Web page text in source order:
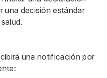
una decisión estándar
una notificación por